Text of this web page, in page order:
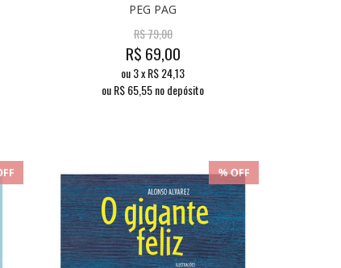
PEG PAG
R$79,00
R$ 69,00
ou3xR$24,13
ou R$65,55no depósito